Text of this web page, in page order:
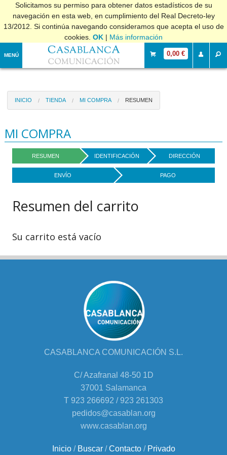
Solicitamos su permiso para obtener datos estadísticos de su
navegación en esta web, en cumplimiento del Real Decreto-ley
13/2012. Si continúa navegando consideramos que acepta el uso de
cookies. OK | Más información
MENÚ 0,00 €
INICIO TIENDA MI COMPRA RESUMEN
MI COMPRA
RESUMEN IDENTIFICACIÓN DIRECCIÓN
ENVÍO PAGO
Resumen del carrito
Su carrito está vacío
CASABLANCA COMUNICACIÓN S.L.
C/ Azafranal 48-50 1D
37001 Salamanca
T 923 266692 / 923 261303
pedidos@casablan.org
www.casablan.org
Inicio/ Buscar/Contacto/ Privado